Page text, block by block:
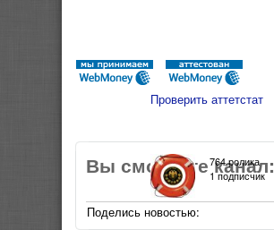
Проверить аттетстат
Вы смотрите канал:
Поделись новостью:
764 ролика
1 подписчик